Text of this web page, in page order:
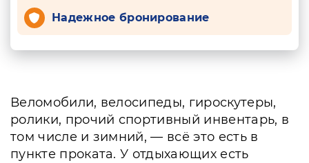
Надежное бронирование
Веломобили, велосипеды, гироскутеры,
ролики, прочий спортивный инвентарь, в
том числе и зимний, — всё это есть в
пункте проката. У отдыхающих есть